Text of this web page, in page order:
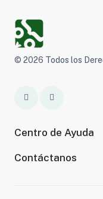
© 2026 Todos los
Centro de Ayuda
Contáctanos